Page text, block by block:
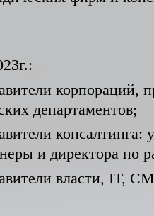
корпораций,
департаментов;
консалтинга:
и директора по
власти, IT,